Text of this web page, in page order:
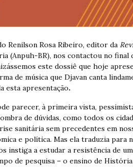
Renilson Rosa Ribeiro, editor da
(Anpuh-BR), nos contactou no final
este dossiê que hoje
de música que Djavan canta
esta apresentação.
parecer, à primeira vista,
de dúvidas, como todos os
sanitária sem precedentes em
e política. Mas ela traduzia para
instiga a estudar a resistência de
de pesquisa – o ensino de História